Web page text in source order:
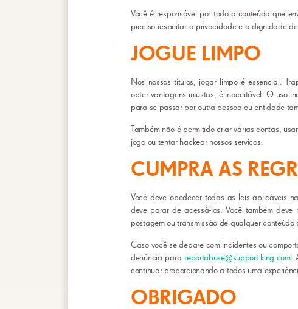
Você é responsável por todo o conteúdo que
preciso respeitar a privacidade e a dignidade
JOGUE LIMPO
Nos nossos títulos, jogar limpo é essencial.
obter vantagens injustas, é inaceitável. O uso
para se passar por outra pessoa ou entidade
Também não é permitido criar várias contas,
jogo ou tentar hackear nossos serviços.
CUMPRA AS
Você deve obedecer todas as leis aplicáveis
deve parar de acessá-los. Você também
postagem ou transmissão de qualquer
Caso você se depare com incidentes ou
denúncia para reportabuse@support.king.com.
continuar proporcionando a todos uma
OBRIGADO